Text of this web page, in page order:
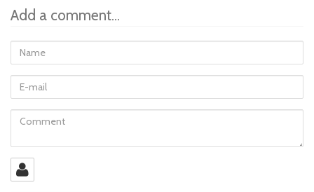
Add a comment...
Name
mail
Comment